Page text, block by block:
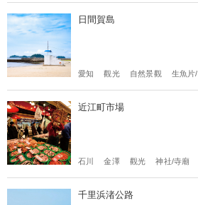
日間賀島
愛知 觀光 自然景觀 生魚片
近江町市場
石川 金澤 觀光 神社/寺廟
千里浜渚公路